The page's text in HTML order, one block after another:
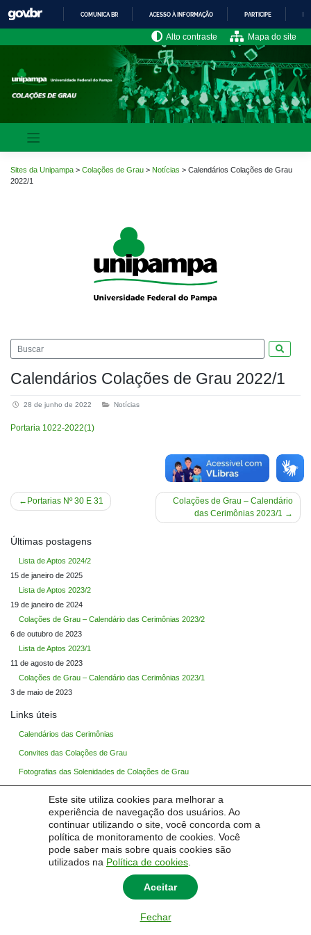
Este site utiliza cookies para melhorar a
experiência de navegação dos usuários. Ao
continuar utilizando o site, você concorda com a
política de monitoramento de cookies. Você
pode saber mais sobre quais cookies são
utilizados na Política de cookies
Aceitar
Fechar
para
o
conteúdo
IR
PARA
O
CONTEÚDO
COMUNICA BR ACESSO À INFORMAÇÃO PARTICIPE
Alto contraste Mapa do site
Sites da Unipampa > Colações de Grau > Notícias > Calendários Colações de Grau
2022/1
Calendários Colações de Grau 2022/1
28 de junho de 2022 Notícias
Portaria 1022-2022(1)
Navegação
Post
Portarias Nº 30 E 31
Colações de Grau – Calendário
das Cerimônias 2023/1
Últimas postagens
Lista de Aptos 2024/2
15 de janeiro de 2025
Lista de Aptos 2023/2
19 de janeiro de 2024
Colações de Grau – Calendário das Cerimônias 2023/2
6 de outubro de 2023
Lista de Aptos 2023/1
11 de agosto de 2023
Colações de Grau – Calendário das Cerimônias 2023/1
3 de maio de 2023
Links úteis
Calendários das Cerimônias
Convites das Colações de Grau
Fotografias das Solenidades de Colações de Grau
Contatos:
cerimônias – colacoesdegrau@unipampa.edu.br
diplomação – nuderd@unipampa.edu.br
Universidade Federal do Pampa - Unipampa